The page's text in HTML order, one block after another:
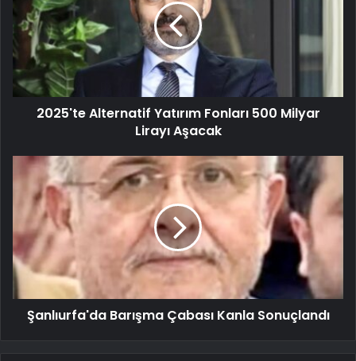
2025'te Alternatif Yatırım Fonları 500 Milyar
Lirayı Aşacak
Şanlıurfa'da Barışma Çabası Kanla Sonuçlandı